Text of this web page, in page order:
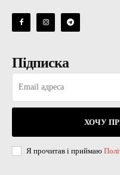
Підписка
ХОЧУ
Я прочитав і приймаю